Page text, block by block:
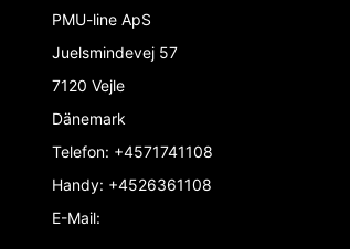
PMU-line ApS
Juelsmindevej 57
7120 Vejle
Dänemark
Telefon: +4571741108
Handy: +4526361108
E-Mail: